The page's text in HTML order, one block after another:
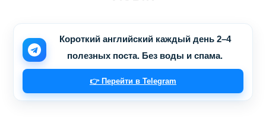
Короткий английский каждый день 2–4
полезных поста. Без воды и спама.
👉 Перейти в Telegram